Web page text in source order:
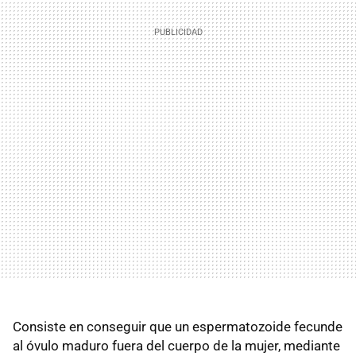
Consiste en conseguir que un espermatozoide fecunde
al óvulo maduro fuera del cuerpo de la mujer, mediante